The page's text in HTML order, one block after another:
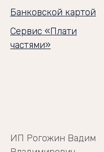
Банковской картой
Сервис «Плати
частями»
ИП Рогожин Вадим